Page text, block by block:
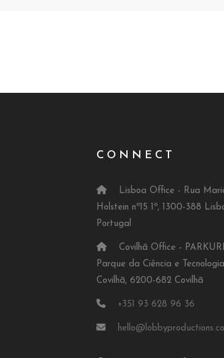
CONNECT
Lisboa Office - Rua
Holstein nº15 1º, 1300-388
Portugal
Covilhã Office -
Parque da Ciência e
Covilhã, 6200-682 Covilhã
+351 93 628 96 36